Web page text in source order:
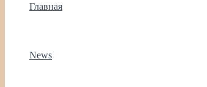
Главная
News